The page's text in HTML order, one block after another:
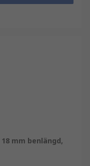
mm benlängd,